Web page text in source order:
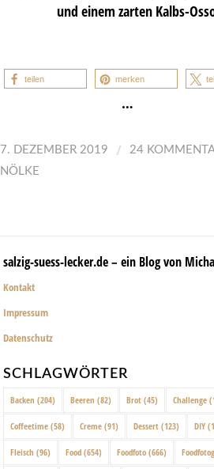
und einem zarten Kalbs-
teilen merken
…
7. DEZEMBER 2019 / 24
NÖLKE
salzig-suess-lecker.de – ein Blog von
Kontakt
Impressum
Datenschutz
SCHLAGWÖRTER
Backen (204) Beeren (82) Brot (45) Challenge
Coffeetime (58) Creme (91) Dessert (123) DIY
Fleisch (96) Food (654) Foodfoto (666)